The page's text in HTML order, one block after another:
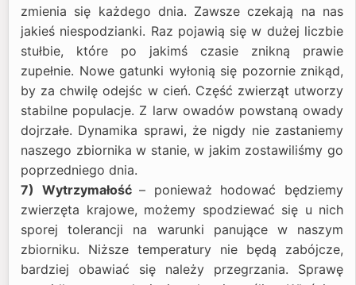
zmienia się każdego dnia. Zawsze czekają na nas
jakieś niespodzianki. Raz pojawią się w dużej liczbie
stułbie, które po jakimś czasie znikną prawie
zupełnie. Nowe gatunki wyłonią się pozornie znikąd,
by za chwilę odejśc w cień. Część zwierząt utworzy
stabilne populacje. Z larw owadów powstaną owady
dojrzałe. Dynamika sprawi, że nigdy nie zastaniemy
naszego zbiornika w stanie, w jakim zostawiliśmy go
poprzedniego dnia.
7) Wytrzymałość– ponieważ hodować będziemy
zwierzęta krajowe, możemy spodziewać się u nich
sporej tolerancji na warunki panujące w naszym
zbiorniku. Niższe temperatury nie będą zabójcze,
bardziej obawiać się należy przegrzania. Sprawę